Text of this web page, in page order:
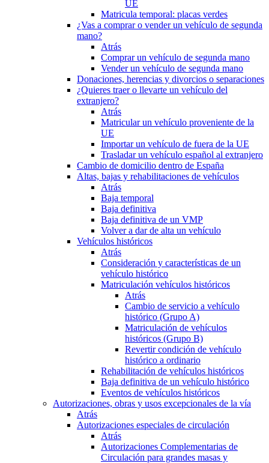
UE
Matricula temporal: placas verdes
¿Vas a comprar o vender un vehículo de segunda
mano?
Atrás
Comprar un vehículo de segunda mano
Vender un vehículo de segunda mano
Donaciones, herencias y divorcios o separaciones
¿Quieres traer o llevarte un vehículo del
extranjero?
Atrás
Matricular un vehículo proveniente de la
UE
Importar un vehículo de fuera de la UE
Trasladar un vehículo español al extranjero
Cambio de domicilio dentro de España
Altas, bajas y rehabilitaciones de vehículos
Atrás
Baja temporal
Baja definitiva
Baja definitiva de un VMP
Volver a dar de alta un vehículo
Vehículos históricos
Atrás
Consideración y características de un
vehículo histórico
Matriculación vehículos históricos
Atrás
Cambio de servicio a vehículo
histórico (Grupo A)
Matriculación de vehículos
históricos (Grupo B)
Revertir condición de vehículo
histórico a ordinario
Rehabilitación de vehículos históricos
Baja definitiva de un vehículo histórico
Eventos de vehículos históricos
Autorizaciones, obras y usos excepcionales de la vía
Atrás
Autorizaciones especiales de circulación
Atrás
Autorizaciones Complementarias de
Circulación para grandes masas y